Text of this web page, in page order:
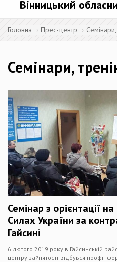
Вінницький
Головна Прес-центр Семінари,
Семінари,
Семінар з орієнтації
Силах України за
Гайсині
6 лютого 2019 року в Гайсинській
центру зайнятості відбувся